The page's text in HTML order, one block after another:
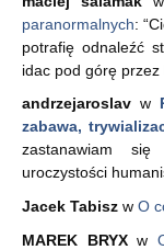
paranormalnych: “
potrafię odnaleźć
idac pod górę przez
andrzejaroslav w
zabawa,
zastanawiam
uroczystości
Jacek Tabisz w O
MAREK BRYXw